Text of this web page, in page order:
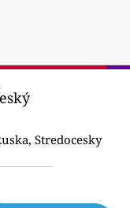
Stredocesky